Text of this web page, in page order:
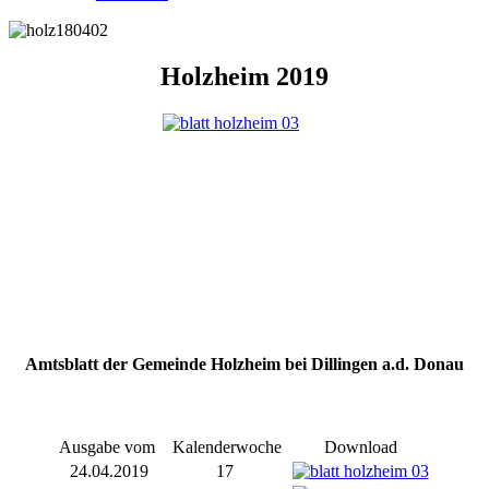
Holzheim 2019
Amtsblatt der Gemeinde Holzheim bei Dillingen a.d. Donau
Ausgabe vom Kalenderwoche
Download
24.04.2019
17